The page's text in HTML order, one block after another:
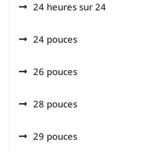
24 heures sur 24
24 pouces
26 pouces
28 pouces
29 pouces